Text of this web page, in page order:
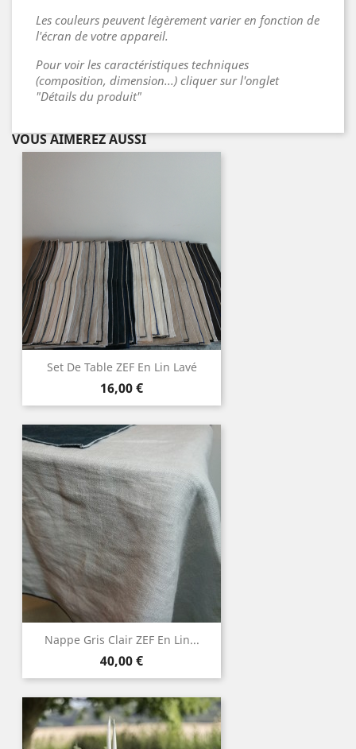
Les couleurs peuvent légèrement varier en fonction de
l'écran de votre appareil.
Pour voir les caractéristiques techniques
(composition, dimension...) cliquer sur l'onglet
"Détails du produit"
VOUS AIMEREZ AUSSI
Set De Table ZEF En Lin Lavé
Prix
16,00 €
Nappe Gris Clair ZEF En Lin...
Prix
40,00 €